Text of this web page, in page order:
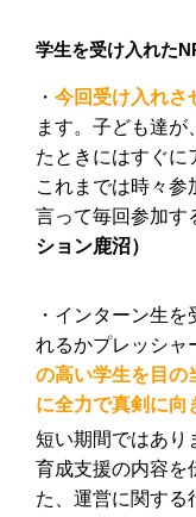
学生を受け入れた
・ 今回受け入れさ
ます。子ども達が
たときにはすぐに
これまでは時々参
言って毎回参加す
ション鹿沼）
・インターン生
れるかプレッシャ
の高い学生を目の
に全力で真剣に向
短い期間ではあり
育成支援の内容を
た、運営に関する